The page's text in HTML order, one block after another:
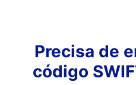
Precisa de
código